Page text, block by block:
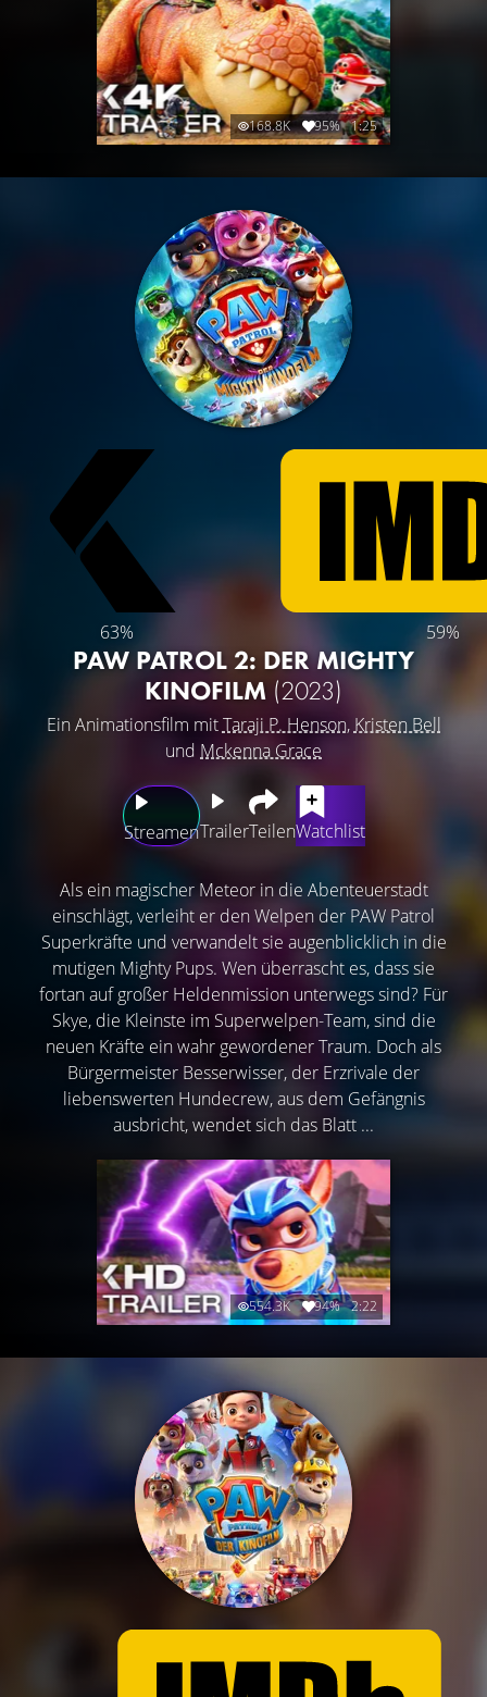
168.8K 95% 1:25
63% 59%
PAW PATROL 2: DER MIGHTY
KINOFILM (2023)
Ein Animationsfilm mitTaraji P. Henson, Kristen Bell
und Mckenna Grace
StreamenTrailerTeilenWatchlist
Als ein magischer Meteor in die Abenteuerstadt
einschlägt, verleiht er den Welpen der PAW Patrol
Superkräfte und verwandelt sie augenblicklich in die
mutigen Mighty Pups. Wen überrascht es, dass sie
fortan auf großer Heldenmission unterwegs sind? Für
Skye, die Kleinste im Superwelpen-Team, sind die
neuen Kräfte ein wahr gewordener Traum. Doch als
Bürgermeister Besserwisser, der Erzrivale der
liebenswerten Hundecrew, aus dem Gefängnis
ausbricht, wendet sich das Blatt ...
554.3K 94% 2:22